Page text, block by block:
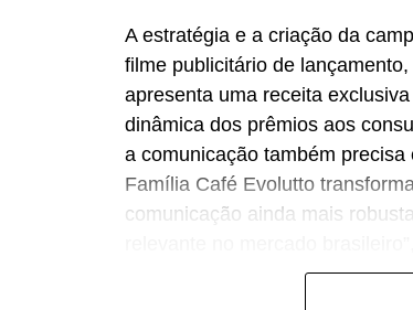
A estratégia e a criação da
filme publicitário de
apresenta uma receita
dinâmica dos prêmios aos
a comunicação também
Família Café Evolutto
comunicação ainda mais
A iniciativa integra o plano de